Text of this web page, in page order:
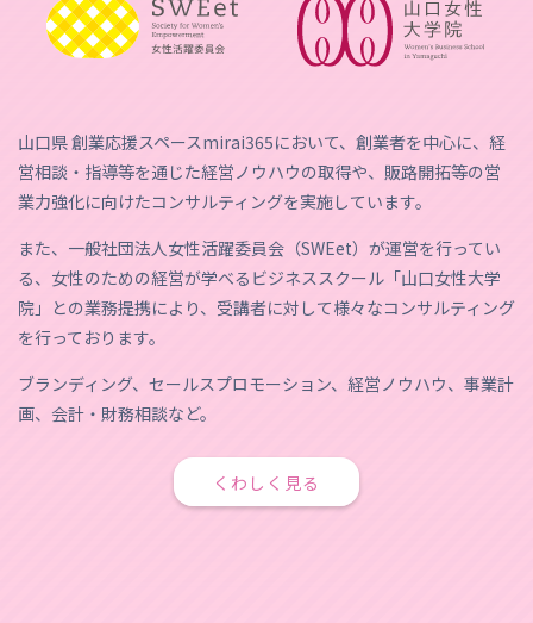
山口県 創業応援スペースmirai365において、創業者を中心に、経
営相談・指導等を通じた経営ノウハウの取得や、販路開拓等の営
業力強化に向けたコンサルティングを実施しています。
また、一般社団法人女性活躍委員会（SWEet）が運営を行ってい
る、女性のための経営が学べるビジネススクール「山口女性大学
院」との業務提携により、受講者に対して様々なコンサルティング
を行っております。
ブランディング、セールスプロモーション、経営ノウハウ、事業計
画、会計・財務相談など。
くわしく見る